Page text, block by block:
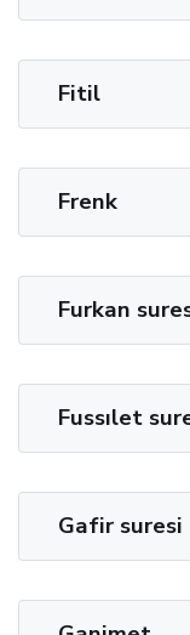
Fitil
Frenk
Furkan
Fussılet
Gafir suresi